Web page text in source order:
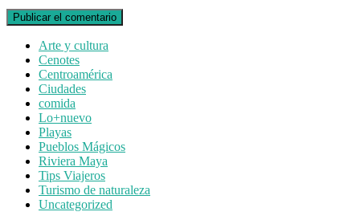
Arte y cultura
Cenotes
Centroamérica
Ciudades
comida
Lo+nuevo
Playas
Pueblos Mágicos
Riviera Maya
Tips Viajeros
Turismo de naturaleza
Uncategorized